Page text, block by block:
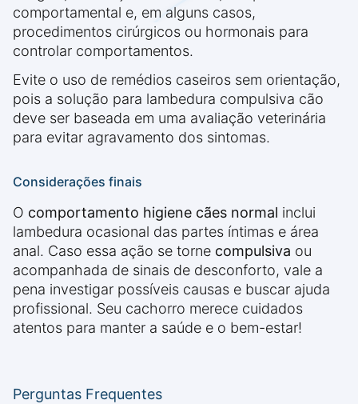
comportamental e, em alguns casos,
procedimentos cirúrgicos ou hormonais para
controlar comportamentos.
Evite o uso de remédios caseiros sem orientação,
pois a solução para lambedura compulsiva cão
deve ser baseada em uma avaliação veterinária
para evitar agravamento dos sintomas.
Considerações finais
O comportamento higiene cães normal inclui
lambedura ocasional das partes íntimas e área
anal. Caso essa ação se torne compulsiva ou
acompanhada de sinais de desconforto, vale a
pena investigar possíveis causas e buscar ajuda
profissional. Seu cachorro merece cuidados
atentos para manter a saúde e o bem-estar!
Perguntas Frequentes